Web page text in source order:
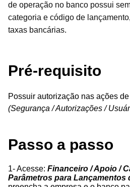
de operação no banco possui
categoria e código de
taxas bancárias.
Pré-requisito
Possuir autorização nas ações
(Segurança / Autorizações /
Passo a passo
1- Acesse: Financeiro / Apoio /
Parâmetros para Lançamentos